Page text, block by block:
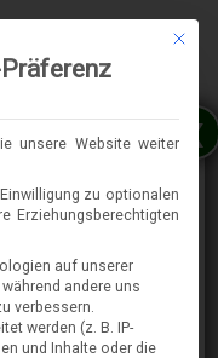
x
Mit
unsere Website weiter
zu optionalen
Erziehungsberechtigten
auf unserer
andere uns
verbessern.
werden (z. B. IP-
und Inhalte oder die